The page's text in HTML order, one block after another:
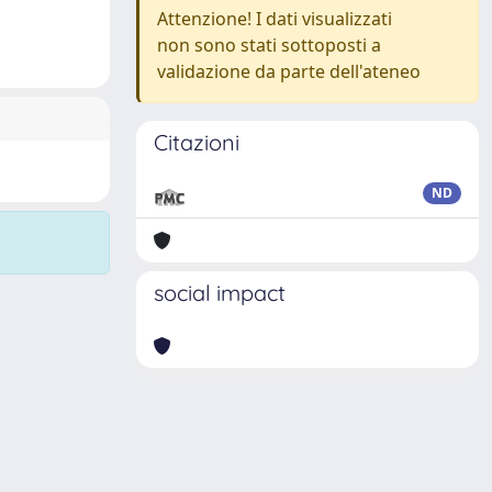
Attenzione! I dati visualizzati
non sono stati sottoposti a
validazione da parte dell'ateneo
Citazioni
ND
social impact